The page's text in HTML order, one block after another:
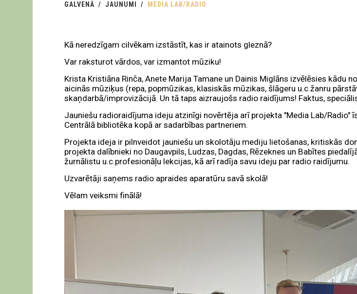
GALVENĀ JAUNUMI MEDIA LAB/RADIO
Kā neredzīgam cilvēkam izstāstīt, kas ir atainots gleznā?
Var raksturot vārdos, var izmantot mūziku!
Krista Kristiāna Rinča, Anete Marija Tamane un Dainis Miglāns izvēlēsies kādu
aicinās mūziķus (repa, popmūzikas, klasiskās mūzikas, šlāgeru u.c.žanru
skaņdarbā/improvizācijā. Un tā taps aizraujošs radio raidījums! Faktus,
Jauniešu radioraidījuma ideju atzinīgi novērtēja arī projekta "Media Lab/Radio"
Centrālā bibliotēka kopā ar sadarbības partneriem.
Projekta ideja ir pilnveidot jauniešu un skolotāju mediju lietošanas, kritiskās
projekta dalībnieki no Daugavpils, Ludzas, Dagdas, Rēzeknes un Babītes
žurnālistu u.c.profesionāļu lekcijas, kā arī radīja savu ideju par radio raidījumu.
Uzvarētāji saņems radio apraides aparatūru savā skolā!
Vēlam veiksmi finālā!